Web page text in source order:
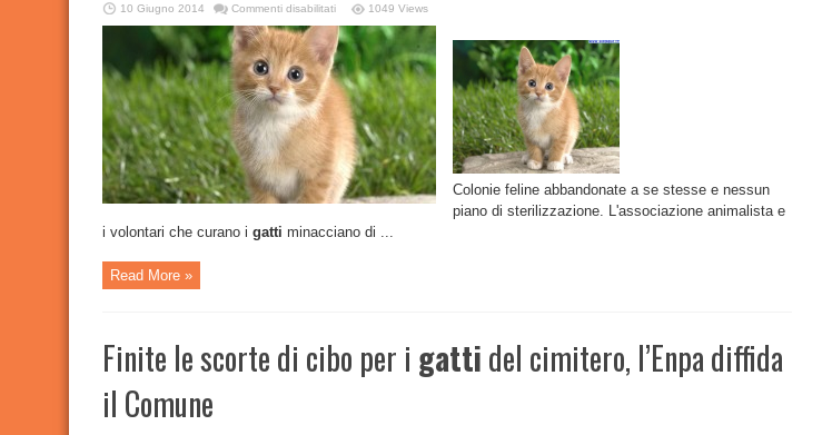
10 Giugno 2014 Commenti disabilitatisu
le
scorte
di
cibo
per
gatti
del
cimitero,
l’Enpa
diffida
Comune
1049 Views
Colonie feline abbandonate a se stesse e nessun
piano di sterilizzazione. L'associazione animalista e
i volontari che curano i gatti minacciano di ...
Read More »
Finite le scorte di cibo per i gattidel cimitero, l’Enpa diffida
il Comune